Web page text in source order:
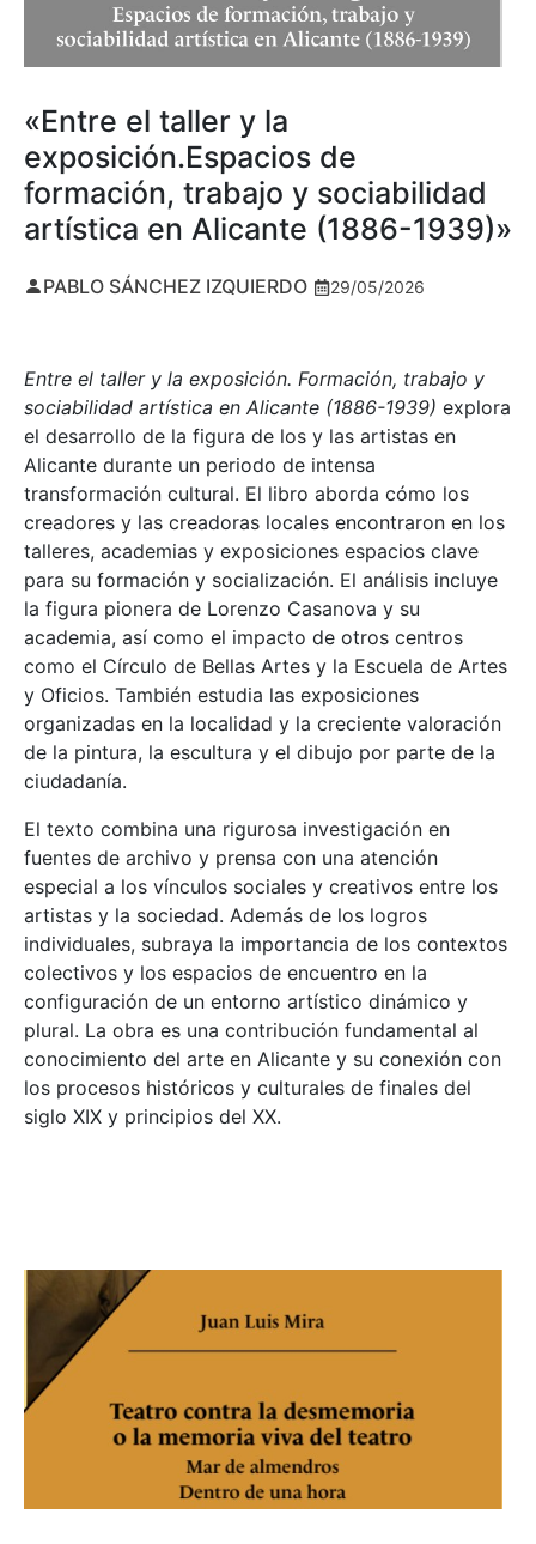
«Entre el taller y la
exposición.Espacios de
formación, trabajo y sociabilidad
artística en Alicante (1886-1939)»
PABLO SÁNCHEZ IZQUIERDO 29/05/2026
Entre el taller y la exposición. Formación, trabajo y
sociabilidad artística en Alicante (1886-1939) explora
el desarrollo de la figura de los y las artistas en
Alicante durante un periodo de intensa
transformación cultural. El libro aborda cómo los
creadores y las creadoras locales encontraron en los
talleres, academias y exposiciones espacios clave
para su formación y socialización. El análisis incluye
la figura pionera de Lorenzo Casanova y su
academia, así como el impacto de otros centros
como el Círculo de Bellas Artes y la Escuela de Artes
y Oficios. También estudia las exposiciones
organizadas en la localidad y la creciente valoración
de la pintura, la escultura y el dibujo por parte de la
ciudadanía.
El texto combina una rigurosa investigación en
fuentes de archivo y prensa con una atención
especial a los vínculos sociales y creativos entre los
artistas y la sociedad. Además de los logros
individuales, subraya la importancia de los contextos
colectivos y los espacios de encuentro en la
configuración de un entorno artístico dinámico y
plural. La obra es una contribución fundamental al
conocimiento del arte en Alicante y su conexión con
los procesos históricos y culturales de finales del
siglo XIX y principios del XX.